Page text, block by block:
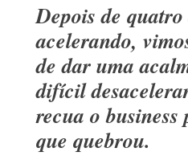
Depois de quatro
acelerando,
de dar uma
difícil
recua o
que quebrou.